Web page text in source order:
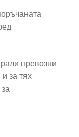
превозни
за тях